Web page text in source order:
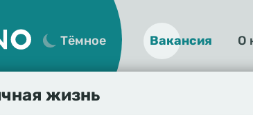
Тёмное
О
нас
Вакансия О
жизнь